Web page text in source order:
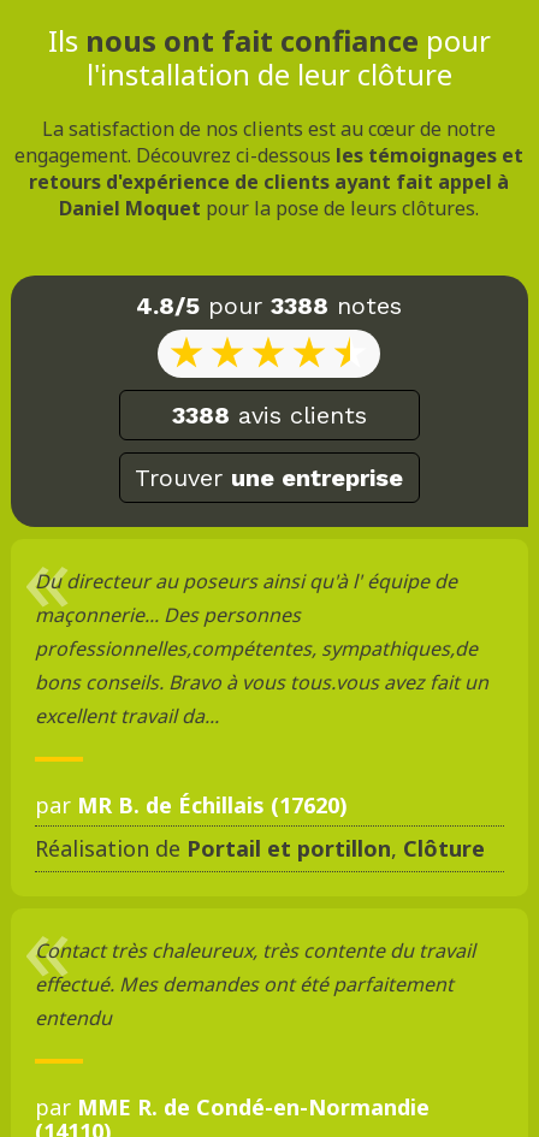
Ils nous ont fait confiance pour
l'installation de leur clôture
La satisfaction de nos clients est au cœur de notre
engagement. Découvrez ci-dessous les témoignages et
retours d'expérience de clients ayant fait appel à
Daniel Moquet pour la pose de leurs clôtures.
4.8/5 pour3388 notes
3388 avis clients
Trouver une entreprise
Du directeur au poseurs ainsi qu'à l' équipe de
maçonnerie... Des personnes
professionnelles,compétentes, sympathiques,de
bons conseils. Bravo à vous tous.vous avez fait un
excellent travail da...
par MR B. de Échillais (17620)
Réalisation de Portail et portillon, Clôture
Contact très chaleureux, très contente du travail
effectué. Mes demandes ont été parfaitement
entendu
par MME R. de Condé-en-Normandie
(14110)